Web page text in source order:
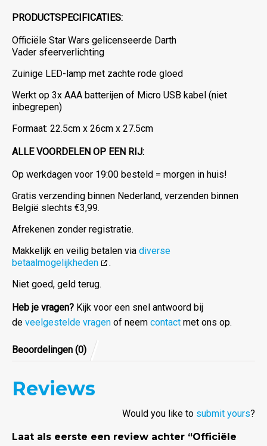
PRODUCTSPECIFICATIES:
Officiële Star Wars gelicenseerde Darth
Vader sfeerverlichting
Zuinige LED-lamp met zachte rode gloed
Werkt op 3x AAA batterijen of Micro USB kabel (niet
inbegrepen)
Formaat: 22.5cm x 26cm x 27.5cm
ALLE VOORDELEN OP EEN RIJ:
Op werkdagen voor 19:00 besteld = morgen in huis!
Gratis verzending binnen Nederland, verzenden binnen
België slechts €3,99.
Afrekenen zonder registratie.
Makkelijk en veilig betalen via diverse
betaalmogelijkheden
.
Niet goed, geld terug.
Heb je vragen? Kijk voor een snel antwoord bij
de veelgestelde vragen of neem contact met ons op.
Beoordelingen (0)
Reviews
Would you like to submit yours?
Laat als eerste een review achter “Officiële